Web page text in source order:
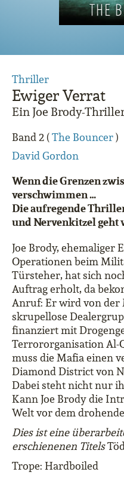
Ewiger Verrat
Ein Joe Brody-
Band 2 (The Bouncer)
David Gordon
Thriller
Wenn die Grenzen
verschwimmen …
Die aufregende
und Nervenkitzel geht
Joe Brody, ehemaliger
Operationen beim
Türsteher, hat sich
Auftrag erholt, da
Anruf: Er wird von der
skrupellose
finanziert mit
Terrororganisation Al-
muss die Mafia einen
Diamond District von
Dabei steht nicht nur
Kann Joe Brody die
Welt vor dem
Dies ist eine
erschienenen Titels
Trope: Hardboiled